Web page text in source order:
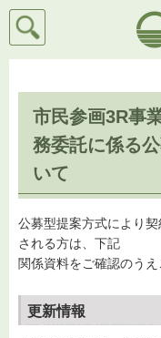
芦
検索
市民参画3R事
務委託に係る
いて
公募型提案方式により
される方は、下記
関係資料をご確認のうえ
更新情報